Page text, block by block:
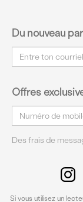
Du nouveau
Courriel
Offres
Courriel
Des frais de
Si vous utilisez un